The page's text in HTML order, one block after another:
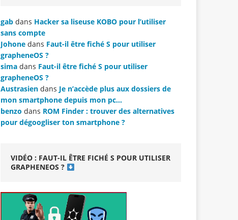
gab dans Hacker sa liseuse KOBO pour l’utiliser
sans compte
Johone dans Faut-il être fiché S pour utiliser
grapheneOS ?
sima dans Faut-il être fiché S pour utiliser
grapheneOS ?
Austrasien dans Je n’accède plus aux dossiers de
mon smartphone depuis mon pc…
benzo dans ROM Finder : trouver des alternatives
pour dégoogliser ton smartphone ?
VIDÉO : FAUT-IL ÊTRE FICHÉ S POUR UTILISER
GRAPHENEOS ?